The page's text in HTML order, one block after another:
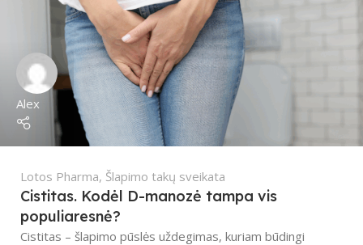
Alex
Lotos Pharma, Šlapimo takų sveikata
Cistitas. Kodėl D-manozė tampa vis
populiaresnė?
Cistitas – šlapimo pūslės uždegimas, kuriam būdingi